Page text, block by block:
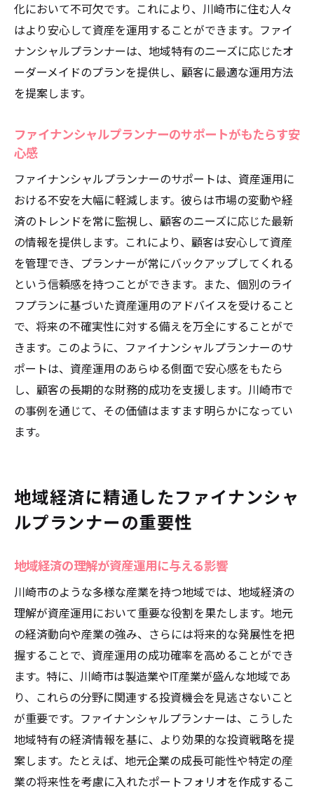
ーの柔軟な対応力
市場変化に強いファイナンシャルプランナ
ーの特徴
変化する市場におけるファイナンシャルプ
ランナーの役割
柔軟なプランニングで市場変動に対応
ファイナンシャルプランナーの迅速な市場
対応力
市場の変化を見据えた資産運用戦略
安心の資産運用を実現するファイナンシャルプ
ランナー選びのポイント
信頼できるファイナンシャルプランナーの
特徴
選び方のポイントと注意点
ファイナンシャルプランナー選びの成功事
例
安心の資産運用を支える専門家の見極め方
化において不可欠です。これにより、川崎市に住む人々
はより安心して資産を運用することができます。ファイ
ナンシャルプランナーは、地域特有のニーズに応じたオ
ーダーメイドのプランを提供し、顧客に最適な運用方法
を提案します。
ファイナンシャルプランナーのサポートがもたらす安
心感
ファイナンシャルプランナーのサポートは、資産運用に
おける不安を大幅に軽減します。彼らは市場の変動や経
済のトレンドを常に監視し、顧客のニーズに応じた最新
の情報を提供します。これにより、顧客は安心して資産
を管理でき、プランナーが常にバックアップしてくれる
という信頼感を持つことができます。また、個別のライ
フプランに基づいた資産運用のアドバイスを受けること
で、将来の不確実性に対する備えを万全にすることがで
きます。このように、ファイナンシャルプランナーのサ
ポートは、資産運用のあらゆる側面で安心感をもたら
し、顧客の長期的な財務的成功を支援します。川崎市で
の事例を通じて、その価値はますます明らかになってい
ます。
地域経済に精通したファイナンシャ
ルプランナーの重要性
地域経済の理解が資産運用に与える影響
川崎市のような多様な産業を持つ地域では、地域経済の
理解が資産運用において重要な役割を果たします。地元
の経済動向や産業の強み、さらには将来的な発展性を把
握することで、資産運用の成功確率を高めることができ
ます。特に、川崎市は製造業やIT産業が盛んな地域であ
り、これらの分野に関連する投資機会を見逃さないこと
が重要です。ファイナンシャルプランナーは、こうした
地域特有の経済情報を基に、より効果的な投資戦略を提
案します。たとえば、地元企業の成長可能性や特定の産
業の将来性を考慮に入れたポートフォリオを作成するこ